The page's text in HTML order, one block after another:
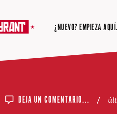
¿NUEVO? EMPIEZA AQUÍ.
DEJA UN COMENTARIO... /